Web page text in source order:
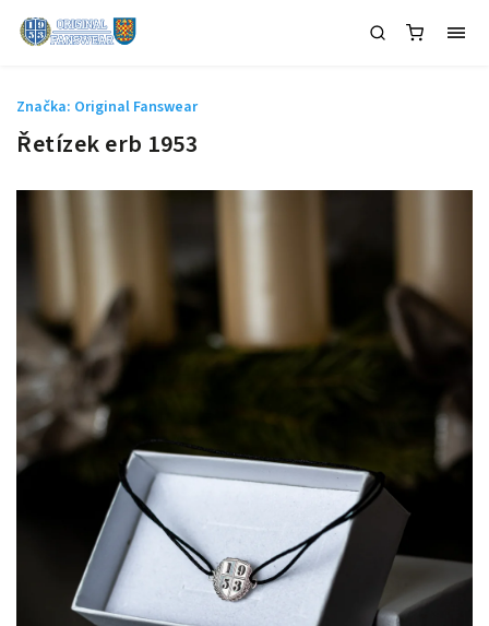
Řetízek erb 1953
Značka: Original Fanswear